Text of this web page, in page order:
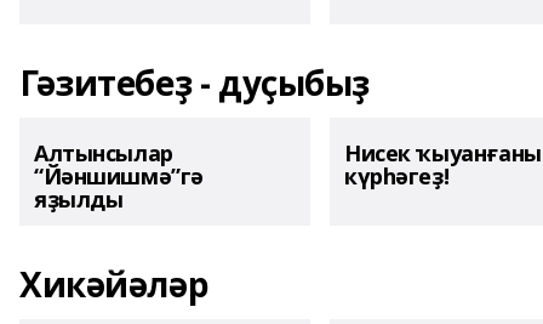
Гәзитебеҙ - дуҫыбыҙ
Алтынсылар
“Йәншишмә”гә
яҙылды
Нисек
күрһәгеҙ!
Хикәйәләр